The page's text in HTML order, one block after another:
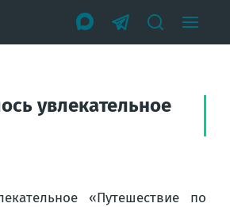
увлекательное
«Путешествие по